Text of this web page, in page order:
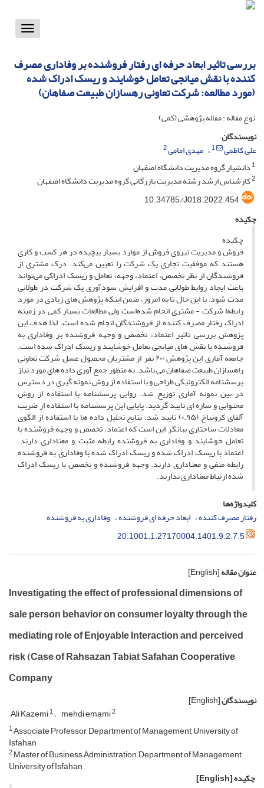
Toggle
بررسی تاثیر ابعاد حرفه ای رفتار فروشنده بر وفاداری مصرف
کننده با نقش میانجی تعامل خوشایند و ریسک ادراک شده
(مورد مطالعه: شرکت تعاونی رهسازان طبیعت صفاهان)
نوع مقاله : مقاله پژوهشی (کمی)
نویسندگان
علی کاظمی
1 مهدی امامی2
1دانشیار گروه مدیریت دانشگاه اصفهان
2کارشناس ارشد رشته مدیریت بازرگانی گروه مدیریت دانشگاه اصفهان
10.34785/J018.2022.454
چکیده
چکیده
فروش و مدیریت نیروی فروش از موارد بسیار پیچیده در هر کسب و کاری
هستند که موفقیت تجاری یک شرکت را تعیین می‌کند. درک مشتری از
فروشندگان از نظر تخصص، اعتماد، وجهه، تعامل و ریسک ادراکی می‌تواند
باعث ایجاد روابط طولانی ‌مدت و افزایش سودآوری یک شرکت در طولانی
‌مدت شود. با این حال تا به امروز، ضمن اینکه پژوهش های زیادی در مورد
رابطه‌ا شرکت - مشتری انجام شده‌است ولی مطالعات بسیار کمی در زمینه
ادراک رفتار مصرف کننده از فروشندگان انجام شده است. لذا هدف این
پژوهش بررسی تاثیر اعتماد، تخصص و وجهه فروشنده بر وفاداری به
فروشنده با نقش های میانجی تعامل خوشایند و ریسک ادراک شده است.
جامعه آماری این پژوهش ۲۰۰ نفر از مشتریان محصول عسل شرکت تعاونی
راهسازان طبیعت صفاهان می باشد. به منظور جمع آوری داده های مورد نیاز
پرسشنامه الکترونیکی طراحی و با استفاده از روش نمونه گیری در دسترس
در بین نمونه آماری توزیع شد. روایی پرسشنامه با استفاده از روش
محتوایی و سازه ای تایید گردید. پایایی این پرسشنامه با استفاده از ضریب
آلفای کرونباخ (۰.۹۵) تایید شد. نتایج تحلیل داده ها با استفاده از الگوی
معادلات ساختاری بیانگر این است که اعتماد، تخصص و وجهه فروشنده با
تعامل خوشایند و وفاداری به فروشنده رابطه مثبت و معناداری دارند.
اعتماد با ریسک ادراک شده و ریسک ادراک شده با وفاداری به فروشنده
رابطه منفی و معناداری دارند. وجهه فروشنده و تخصص با ریسک ادراک
شده ارتباط معناداری ندارند.
کلیدواژه‌ها
رفتار مصرف کننده ابعاد حرفه ای فروشنده وفاداری به فروشنده
20.1001.1.27170004.1401.9.2.7.5
عنوان مقاله[English]
Investigating the effect of professional dimensions of
sale person behavior on consumer loyalty through the
mediating role of Enjoyable Interaction and perceived
risk (Case of Rahsazan Tabiat Safahan Cooperative
Company
نویسندگان[English]
Ali Kazemi1 mehdi emami2
1Associate Professor, Department of Management, University of
Isfahan
2Master of Business Administration, Department of Management,
University of Isfahan
چکیده[English]